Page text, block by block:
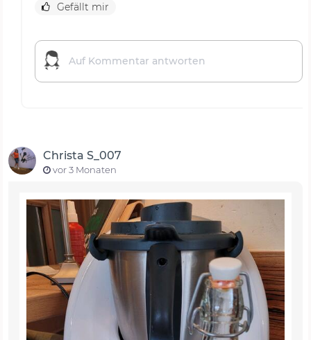
Gefällt mir
Christa S_007
vor 3 Monaten